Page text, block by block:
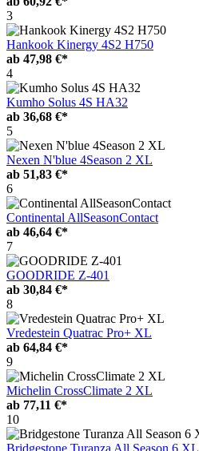
3
Hankook Kinergy 4S2 H750
ab 47,98 €*
4
Kumho Solus 4S HA32
ab 36,68 €*
5
Nexen N'blue 4Season 2 XL
ab 51,83 €*
6
Continental AllSeasonContact
ab 46,64 €*
7
GOODRIDE Z-401
ab 30,84 €*
8
Vredestein Quatrac Pro+ XL
ab 64,84 €*
9
Michelin CrossClimate 2 XL
ab 77,11 €*
10
Bridgestone Turanza All Season 6 XL